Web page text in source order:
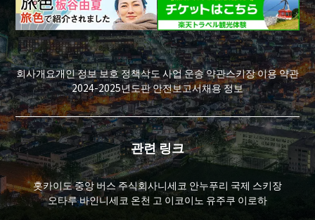
회사개요개인 정보 보호 정책삭도 사업 운송 약관스키장 이용 약관
2024-2025년도판 안전보고서채용 정보
관련 링크
홋카이도 중앙 버스 주식회사니세코 안누푸리 국제 스키장
오타루 바인니세코 온천 고 이코이노 유주쿠 이로하